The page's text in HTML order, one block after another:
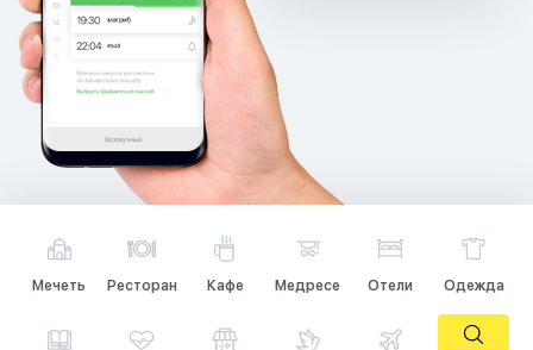
Мечеть Ресторан Кафе Медресе Отели Одежда